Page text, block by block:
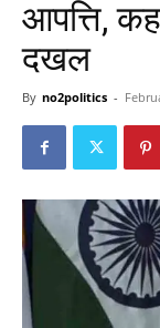
आपत्ति,
दखल
By no2politics -